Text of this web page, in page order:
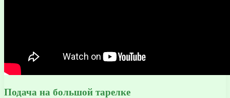
Подача на большой тарелке